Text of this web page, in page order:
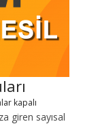
kapalı
giren sayısal